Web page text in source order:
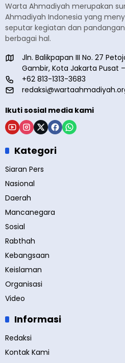
Warta Ahmadiyah merupakan
Ahmadiyah Indonesia yang
seputar kegiatan dan
berbagai hal.
Jln. Balikpapan III No. 27
Gambir, Kota Jakarta Pusat –
+62 813-1313-3683
Ikuti sosial media kami
Kategori
Siaran Pers
Nasional
Daerah
Mancanegara
Sosial
Rabthah
Kebangsaan
Keislaman
Organisasi
Video
Informasi
Redaksi
Kontak Kami